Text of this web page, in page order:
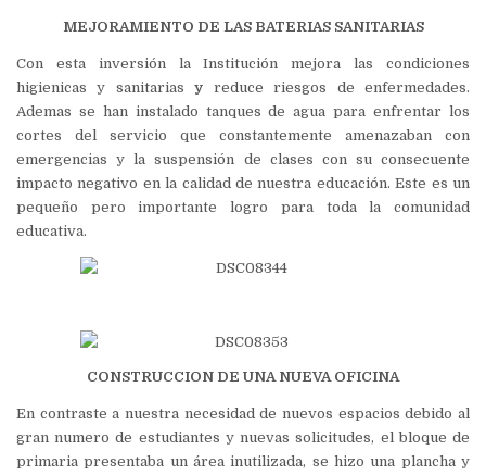
MEJORAMIENTO DE LAS BATERIAS SANITARIAS
Con esta inversión la Institución mejora las condiciones
higienicas y sanitariasy reduce riesgos de enfermedades.
Ademas se han instalado tanques de agua para enfrentar los
cortes del servicio que constantemente amenazaban con
emergencias y la suspensión de clases con su consecuente
impacto negativo en la calidad de nuestra educación. Este es un
pequeño pero importante logro para toda la comunidad
educativa.
CONSTRUCCION DE UNA NUEVA OFICINA
En contraste a nuestra necesidad de nuevos espacios debido al
gran numero de estudiantes y nuevas solicitudes, el bloque de
primaria presentaba un área inutilizada, se hizo una plancha y